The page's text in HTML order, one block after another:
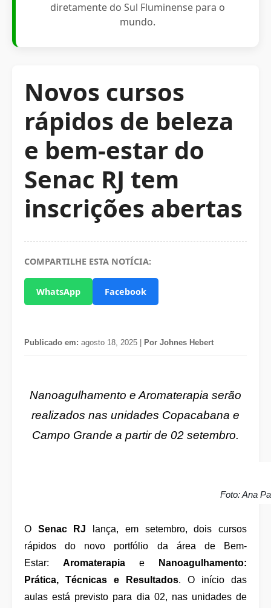
diretamente do Sul Fluminense para o
mundo.
Novos cursos
rápidos de beleza
e bem-estar do
Senac RJ tem
inscrições abertas
COMPARTILHE ESTA NOTÍCIA:
WhatsApp Facebook
Publicado em: agosto 18, 2025 | Por Johnes Hebert
Nanoagulhamento e Aromaterapia serão
realizados nas unidades Copacabana e
Campo Grande a partir de 02 setembro.
Foto: Ana
O Senac RJ lança, em setembro, dois cursos
rápidos do novo portfólio da área de Bem-
Estar: Aromaterapia e
Nanoagulhamento:
Prática, Técnicas e Resultados. O início das
aulas está previsto para dia 02, nas unidades de